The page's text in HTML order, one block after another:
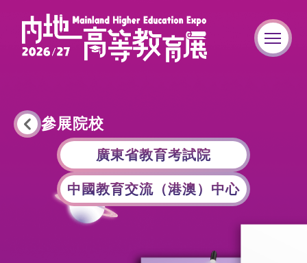
參展院校
廣東省教育考試院
中國教育交流（港澳）中心